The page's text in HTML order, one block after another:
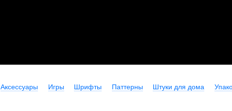
Аксессуары Игры Шрифты Паттерны Штуки для дома